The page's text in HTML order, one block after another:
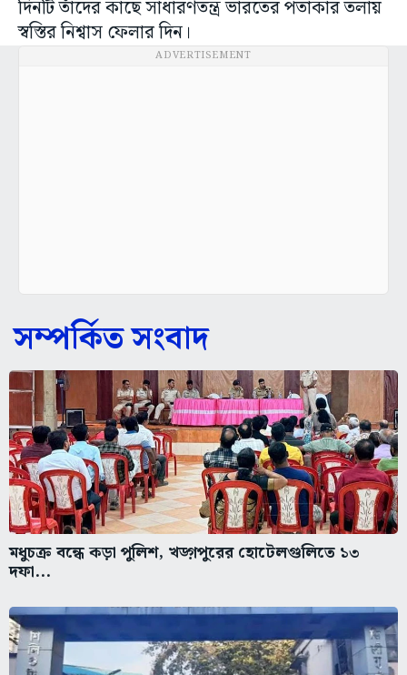
দিনটি তাঁদের কাছে সাধারণতন্ত্র ভারতের পতাকার তলায়
স্বস্তির নিশ্বাস ফেলার দিন।
ADVERTISEMENT
সম্পর্কিত সংবাদ
মধুচক্র বন্ধে কড়া পুলিশ, খড়্গপুরের হোটেলগুলিতে ১৩
দফা...